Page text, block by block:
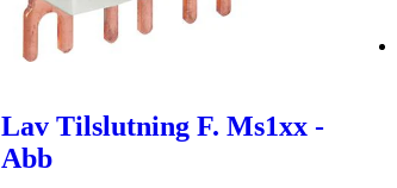
Lav Tilslutning F. Ms1xx -
Abb